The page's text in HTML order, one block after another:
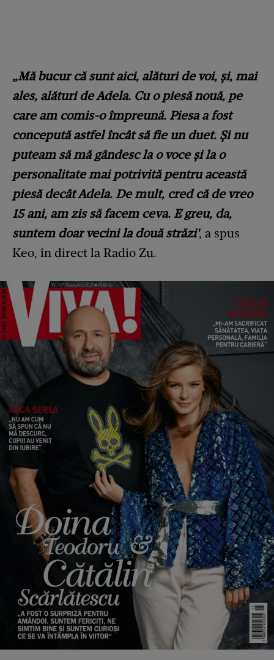
„Mă bucur că sunt aici, alături de voi, și, mai
ales, alături de Adela. Cu o piesă nouă, pe
care am comis-o împreună. Piesa a fost
concepută astfel încât să fie un duet. Și nu
puteam să mă gândesc la o voce și la o
personalitate mai potrivită pentru această
piesă decât Adela. De mult, cred că de vreo
15 ani, am zis să facem ceva. E greu, da,
suntem doar vecini la două străzi', a spus
Keo, în direct la Radio Zu.